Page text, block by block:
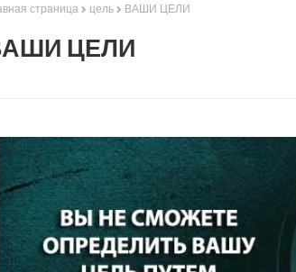
страница цель ВАШИ ЦЕЛИ
ЦЕЛИ